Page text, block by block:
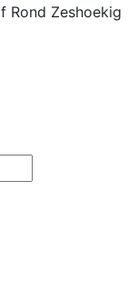
Rond Zeshoekig